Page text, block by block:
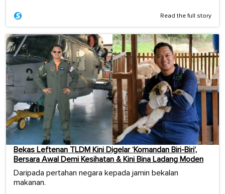
Read the full story
Bekas Leftenan TLDM Kini Digelar ‘Komandan Biri-Biri’,
Bersara Awal Demi Kesihatan & Kini Bina Ladang Moden
Daripada pertahan negara kepada jamin bekalan
makanan.